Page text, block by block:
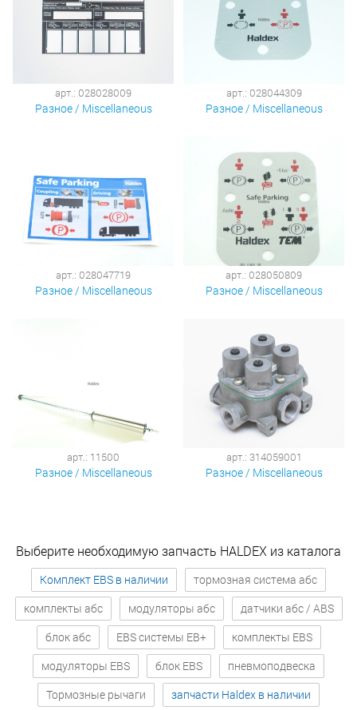
арт.: 028028009
Разное / Miscellaneous
арт.: 028044309
Разное / Miscellaneous
арт.: 028047719
Разное / Miscellaneous
арт.: 028050809
Разное / Miscellaneous
арт.: 11500
Разное / Miscellaneous
арт.: 314059001
Разное / Miscellaneous
Выберите необходимую запчасть HALDEX из каталога
Комплект EBS в наличии
тормозная система абс
комплекты абс
модуляторы абс
датчики абс / ABS
блок абс
EBS системы EB+
комплекты EBS
модуляторы EBS
блок EBS
пневмоподвеска
Тормозные рычаги
запчасти Haldex в наличии